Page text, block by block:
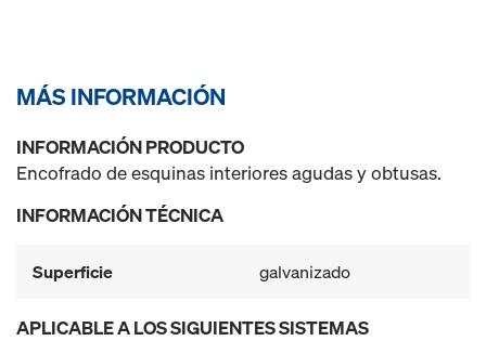
MÁS INFORMACIÓN
INFORMACIÓN PRODUCTO
Encofrado de esquinas interiores agudas y obtusas.
INFORMACIÓN TÉCNICA
Superficie galvanizado
APLICABLE A LOS SIGUIENTES SISTEMAS